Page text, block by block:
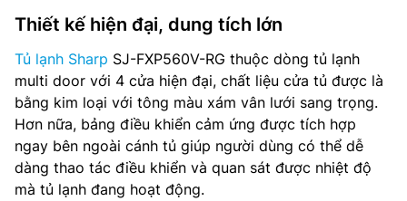
Lấy nước bên ngoài: Không
Làm đá tự động: Không
Ngăn chuyển đổi linh hoạt: Có
Chất liệu cửa tủ: Kim loại
Công nghệ làm lạnh: Làm lạnh đa chiều Multi Airflow, hệ
thống quạt kép
Thiết kế hiện đại, dung tích lớn
Tủ lạnh Sharp SJ-FXP560V-RG thuộc dòng tủ lạnh
multi door với 4 cửa hiện đại, chất liệu cửa tủ được là
bằng kim loại với tông màu xám vân lưới sang trọng.
Hơn nữa, bảng điều khiển cảm ứng được tích hợp
ngay bên ngoài cánh tủ giúp người dùng có thể dễ
dàng thao tác điều khiển và quan sát được nhiệt độ
mà tủ lạnh đang hoạt động.